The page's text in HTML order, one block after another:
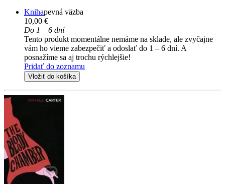
Knihapevná väzba
10,00 €
Do 1 – 6 dní
Tento produkt momentálne nemáme na sklade, ale zvyčajne
vám ho vieme zabezpečiť a odoslať do 1 – 6 dní. A
posnažíme sa aj trochu rýchlejšie!
Pridať do zoznamu
Vložiť do košíka